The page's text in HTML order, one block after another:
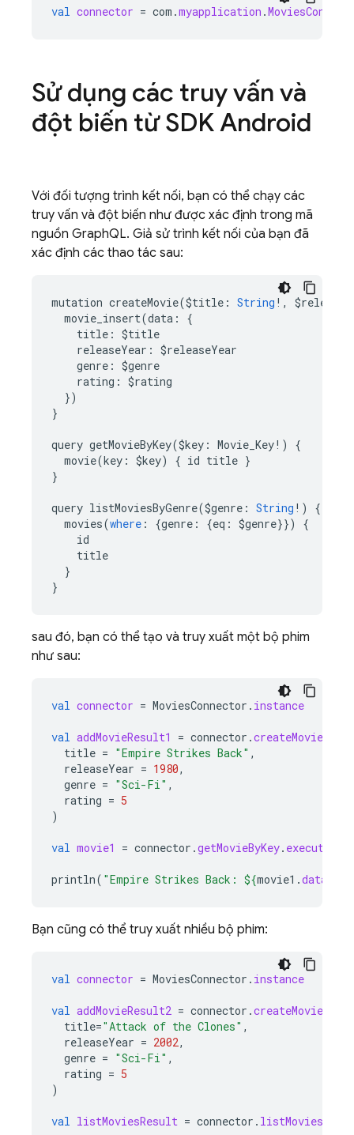
val connector = com .myapplication .
Sử dụng các truy vấn và
đột biến từ SDK Android
Với đối tượng trình kết nối, bạn có thể chạy các
truy vấn và đột biến như được xác định trong mã
nguồn GraphQL. Giả sử trình kết nối của bạn đã
xác định các thao tác sau:
mutation createMovie($title : String ! , $
movie_insert(data :
{
title : $title
releaseYear : $releaseYear
genre : $genre
rating : $rating
})
}
query getMovieByKey($key : Movie_Key! )
{
movie(key : $key) { id title }
}
query listMoviesByGenre($genre : String ! )
{
movies(where : {genre : {eq : $genre}})
{
id
title
}
}
sau đó, bạn có thể tạo và truy xuất một bộ phim
như sau:
val connector = MoviesConnector . instance
val addMovieResult1 = connector .createMovie
title = "Empire Strikes Back" ,
releaseYear = 1980,
genre = "Sci-Fi" ,
rating = 5
)
val movie1 = connector .getMovieByKey. execute
println( "Empire Strikes Back: ${movie1 .data
Bạn cũng có thể truy xuất nhiều bộ phim:
val connector = MoviesConnector . instance
val addMovieResult2 = connector .createMovie
title="Attack of the Clones" ,
releaseYear = 2002,
genre = "Sci-Fi" ,
rating = 5
)
val listMoviesResult = connector .